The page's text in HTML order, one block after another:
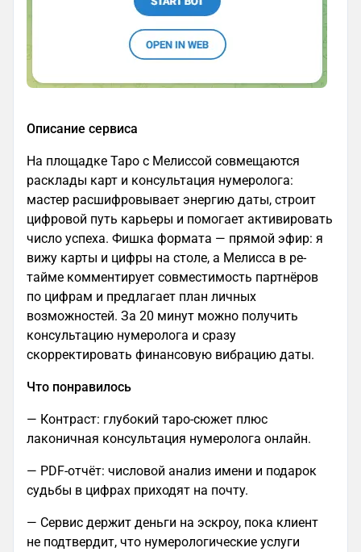
Описание сервиса
На площадке Таро с Мелиссой совмещаются
расклады карт и консультация нумеролога:
мастер расшифровывает энергию даты, строит
цифровой путь карьеры и помогает активировать
число успеха. Фишка формата — прямой эфир: я
вижу карты и цифры на столе, а Мелисса в ре-
тайме комментирует совместимость партнёров
по цифрам и предлагает план личных
возможностей. За 20 минут можно получить
консультацию нумеролога и сразу
скорректировать финансовую вибрацию даты.
Что понравилось
— Контраст: глубокий таро-сюжет плюс
лаконичная консультация нумеролога онлайн.
— PDF-отчёт: числовой анализ имени и подарок
судьбы в цифрах приходят на почту.
— Сервис держит деньги на эскроу, пока клиент
не подтвердит, что нумерологические услуги